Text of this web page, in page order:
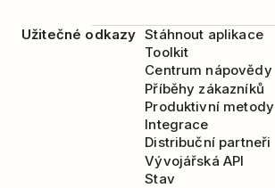
Užitečné odkazy Stáhnout aplikace
Toolkit
Centrum nápovědy
Příběhy zákazníků
Produktivní metody
Integrace
Distribuční partneři
Vývojářská API
Stav